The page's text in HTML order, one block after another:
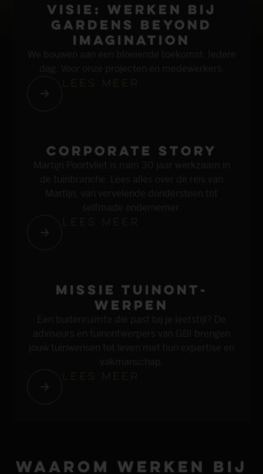
Visie: Werken bij
Gardens beyond
imagi­nation
Lees meer
Corpo­rate story
Lees meer
missie tuin­ont­
werpen
Lees meer
Waarom werken bij